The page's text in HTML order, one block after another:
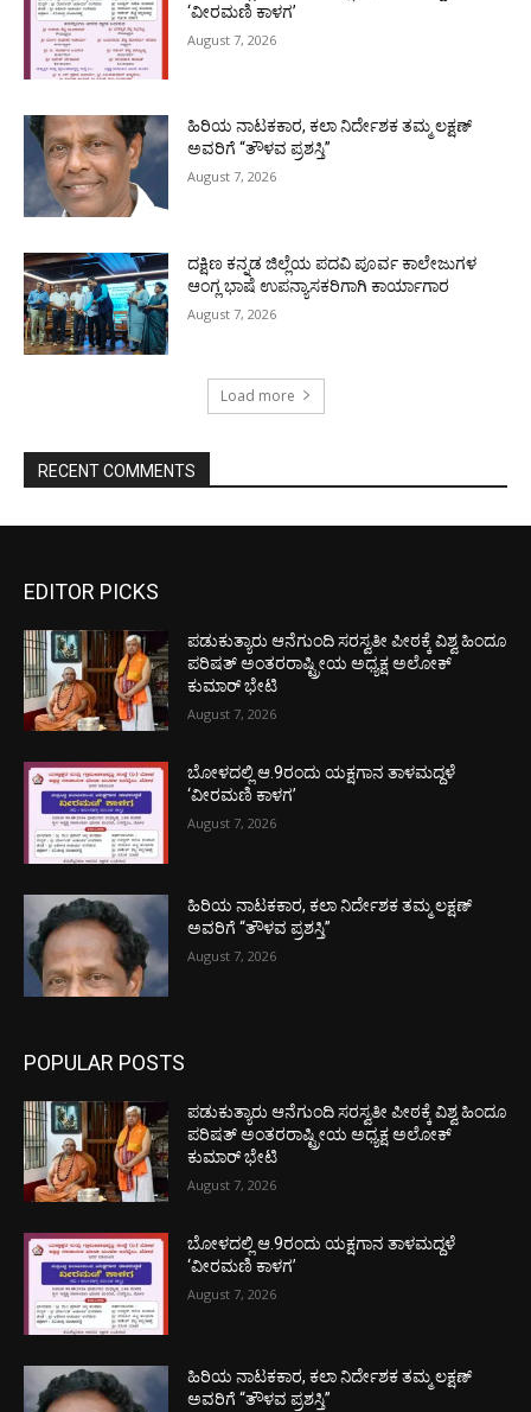
‘ವೀರಮಣಿ ಕಾಳಗ’
August 7, 2026
ಹಿರಿಯ ನಾಟಕಕಾರ, ಕಲಾ ನಿರ್ದೇಶಕ ತಮ್ಮ ಲಕ್ಷಣ್
ಅವರಿಗೆ “ತೌಳವ ಪ್ರಶಸ್ತಿ”
August 7, 2026
ದಕ್ಷಿಣ ಕನ್ನಡ ಜಿಲ್ಲೆಯ ಪದವಿ ಪೂರ್ವ ಕಾಲೇಜುಗಳ
ಆಂಗ್ಲ ಭಾಷೆ ಉಪನ್ಯಾಸಕರಿಗಾಗಿ ಕಾರ್ಯಾಗಾರ
August 7, 2026
Load more
RECENT COMMENTS
EDITOR PICKS
ಪಡುಕುತ್ಯಾರು ಆನೆಗುಂದಿ ಸರಸ್ವತೀ ಪೀಠಕ್ಕೆ ವಿಶ್ವ ಹಿಂದೂ
ಪರಿಷತ್ ಅಂತರರಾಷ್ಟ್ರೀಯ ಅಧ್ಯಕ್ಷ ಅಲೋಕ್
ಕುಮಾರ್ ಭೇಟಿ
August 7, 2026
ಬೋಳದಲ್ಲಿ ಆ.9ರಂದು ಯಕ್ಷಗಾನ ತಾಳಮದ್ದಳೆ
‘ವೀರಮಣಿ ಕಾಳಗ’
August 7, 2026
ಹಿರಿಯ ನಾಟಕಕಾರ, ಕಲಾ ನಿರ್ದೇಶಕ ತಮ್ಮ ಲಕ್ಷಣ್
ಅವರಿಗೆ “ತೌಳವ ಪ್ರಶಸ್ತಿ”
August 7, 2026
POPULAR POSTS
ಪಡುಕುತ್ಯಾರು ಆನೆಗುಂದಿ ಸರಸ್ವತೀ ಪೀಠಕ್ಕೆ ವಿಶ್ವ ಹಿಂದೂ
ಪರಿಷತ್ ಅಂತರರಾಷ್ಟ್ರೀಯ ಅಧ್ಯಕ್ಷ ಅಲೋಕ್
ಕುಮಾರ್ ಭೇಟಿ
August 7, 2026
ಬೋಳದಲ್ಲಿ ಆ.9ರಂದು ಯಕ್ಷಗಾನ ತಾಳಮದ್ದಳೆ
‘ವೀರಮಣಿ ಕಾಳಗ’
August 7, 2026
ಹಿರಿಯ ನಾಟಕಕಾರ, ಕಲಾ ನಿರ್ದೇಶಕ ತಮ್ಮ ಲಕ್ಷಣ್
ಅವರಿಗೆ “ತೌಳವ ಪ್ರಶಸ್ತಿ”